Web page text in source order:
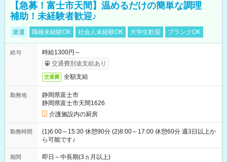
【急募！富士市天間】温めるだけの簡単な調理
補助！未経験者歓迎♪
派遣 職種未経験OK 社会人未経験OK 大学生歓迎 ブランクOK
給与
時給1300円～
交通費別途支給あり
交通費 全額支給
勤務地
静岡県富士市
静岡県富士市天間1626
介護施設内の厨房
勤務時間
(1)6:00～15:30 休憩90分 (2)8:00～17:00 休憩60分 週3日以上か
ら可能です♪
期間 即日～中長期(3ヵ月以上)